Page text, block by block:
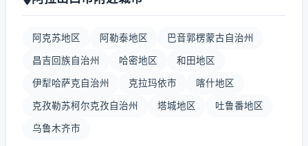
阿克苏地区 阿勒泰地区 巴音郭楞蒙古自治州
昌吉回族自治州 哈密地区 和田地区
伊犁哈萨克自治州 克拉玛依市 喀什地区
克孜勒苏柯尔克孜自治州 塔城地区 吐鲁番地区
乌鲁木齐市